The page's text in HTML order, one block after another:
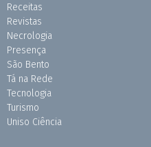
Receitas
Revistas
Necrologia
Presença
São Bento
Tá na Rede
Tecnologia
Turismo
Uniso Ciência